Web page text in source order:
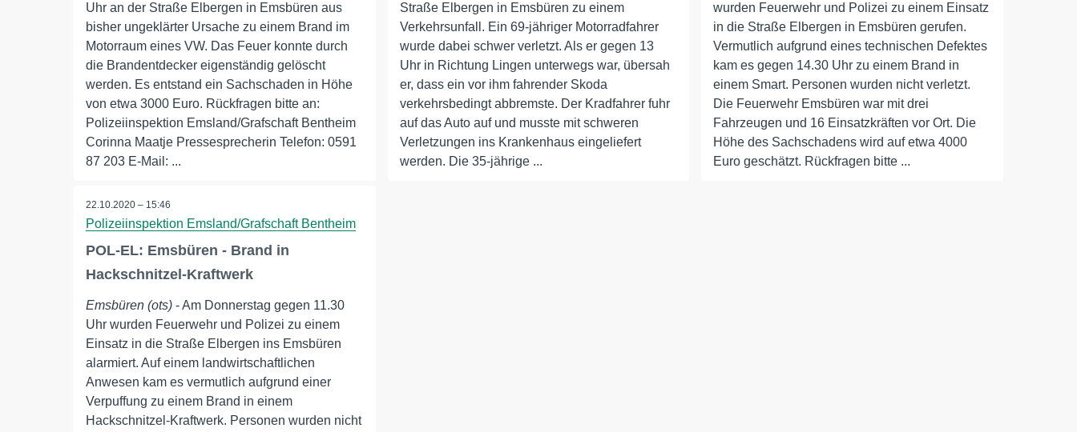
Uhr an der Straße Elbergen in Emsbüren aus
bisher ungeklärter Ursache zu einem Brand im
Motorraum eines VW. Das Feuer konnte durch
die Brandentdecker eigenständig gelöscht
werden. Es entstand ein Sachschaden in Höhe
von etwa 3000 Euro. Rückfragen bitte an:
Polizeiinspektion Emsland/Grafschaft Bentheim
Corinna Maatje Pressesprecherin Telefon: 0591
87 203 E-Mail: ...
Straße Elbergen in Emsbüren zu einem
Verkehrsunfall. Ein 69-jähriger Motorradfahrer
wurde dabei schwer verletzt. Als er gegen 13
Uhr in Richtung Lingen unterwegs war, übersah
er, dass ein vor ihm fahrender Skoda
verkehrsbedingt abbremste. Der Kradfahrer fuhr
auf das Auto auf und musste mit schweren
Verletzungen ins Krankenhaus eingeliefert
werden. Die 35-jährige ...
wurden Feuerwehr und Polizei zu einem Einsatz
in die Straße Elbergen in Emsbüren gerufen.
Vermutlich aufgrund eines technischen Defektes
kam es gegen 14.30 Uhr zu einem Brand in
einem Smart. Personen wurden nicht verletzt.
Die Feuerwehr Emsbüren war mit drei
Fahrzeugen und 16 Einsatzkräften vor Ort. Die
Höhe des Sachschadens wird auf etwa 4000
Euro geschätzt. Rückfragen bitte ...
22.10.2020 – 15:46
Polizeiinspektion Emsland/Grafschaft Bentheim
POL-EL: Emsbüren - Brand in
Hackschnitzel-Kraftwerk
Emsbüren (ots) - Am Donnerstag gegen 11.30
Uhr wurden Feuerwehr und Polizei zu einem
Einsatz in die Straße Elbergen ins Emsbüren
alarmiert. Auf einem landwirtschaftlichen
Anwesen kam es vermutlich aufgrund einer
Verpuffung zu einem Brand in einem
Hackschnitzel-Kraftwerk. Personen wurden nicht